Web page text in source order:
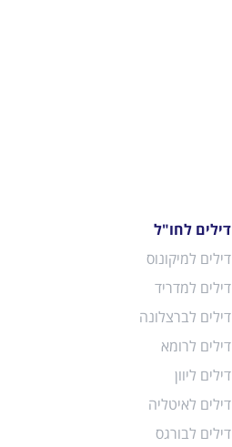
דילים לחו"ל
דילים למיקונוס
דילים למדריד
דילים לברצלונה
דילים לרומא
דילים ליוון
דילים לאיטליה
דילים לבורגס